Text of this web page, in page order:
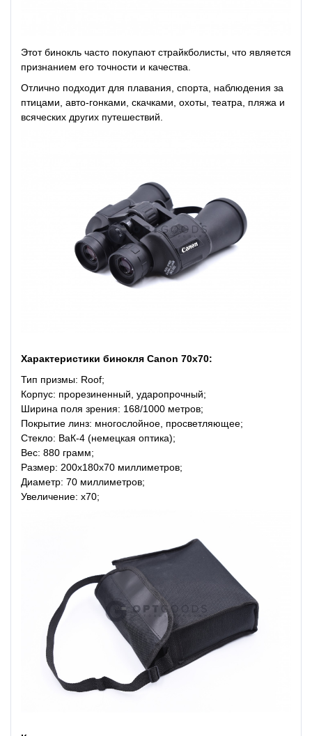
Этот бинокль часто покупают страйкболисты, что является
признанием его точности и качества.
Отлично подходит для плавания, спорта, наблюдения за
птицами, авто-гонками, скачками, охоты, театра, пляжа и
всяческих других путешествий.
Характеристики бинокля Canon 70x70:
Тип призмы: Roof;
Корпус: прорезиненный, ударопрочный;
Ширина поля зрения: 168/1000 метров;
Покрытие линз: многослойное, просветляющее;
Стекло: ВаК-4 (немецкая оптика);
Вес: 880 грамм;
Размер: 200х180х70 миллиметров;
Диаметр: 70 миллиметров;
Увеличение: x70;